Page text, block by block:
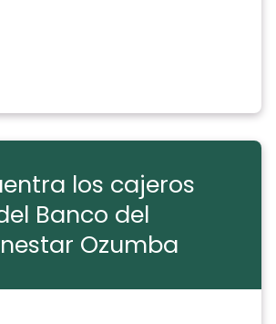
los cajeros
Banco del
Ozumba